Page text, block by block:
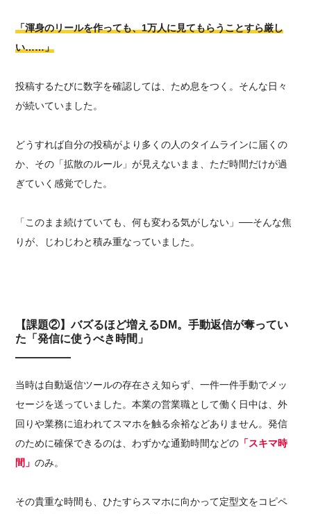
「渾身のリールを作っても、1万人に見てもらうことすら厳し
い……」
投稿するたびに数字を確認しては、ため息をつく。そんな日々
が続いていました。
どうすれば自分の投稿がより多くの人のタイムラインに届くの
か、その「拡散のルール」が見えないまま、ただ時間だけが過
ぎていく感覚でした。
「このまま続けていても、何も変わる気がしない」──そんな焦
りが、じわじわと積み重なっていました。
【課題②】バズるほど増えるDM。手動返信が奪ってい
た「発信に使うべき時間」
当時は自動返信ツールの存在さえ知らず、一件一件手動でメッ
セージを送っていました。本業の営業職として働く日中は、外
回りや業務に追われてスマホを触る余裕などありません。発信
のために確保できるのは、わずかな通勤時間などの 「スキマ時
間」のみ。
その貴重な時間も、ひたすらスマホに向かって定型文をコピペ